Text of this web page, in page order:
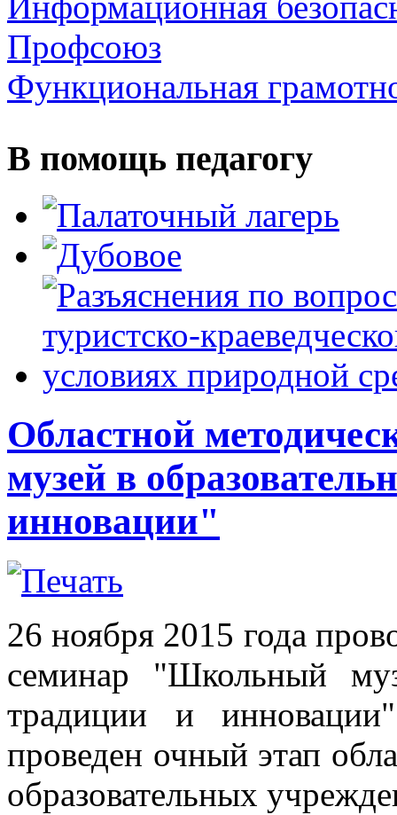
Профсоюз
Функциональная
В помощь педагогу
Областной
музей в
инновации"
26 ноября 2015 года
семинар "Школьный
традиции и
проведен очный этап
образовательных